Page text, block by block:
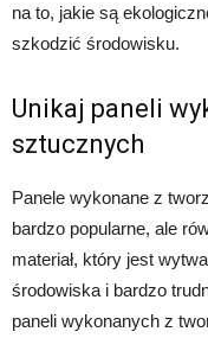
na to, jakie są
szkodzić środowisku.
Unikaj paneli
sztucznych
Panele wykonane z
bardzo popularne, ale
materiał, który jest
środowiska i bardzo
paneli wykonanych z